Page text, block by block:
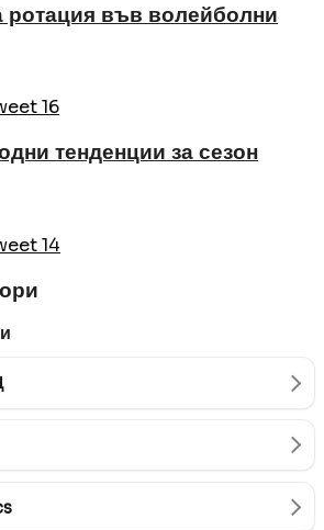
ротация във волейболни
16
тенденции за сезон
14